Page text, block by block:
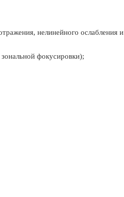
нелинейного ослабления и
фокусировки);